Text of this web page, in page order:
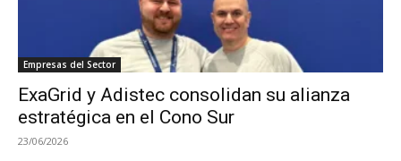
Empresas del Sector
ExaGrid y Adistec consolidan su alianza
estratégica en el Cono Sur
23/06/2026